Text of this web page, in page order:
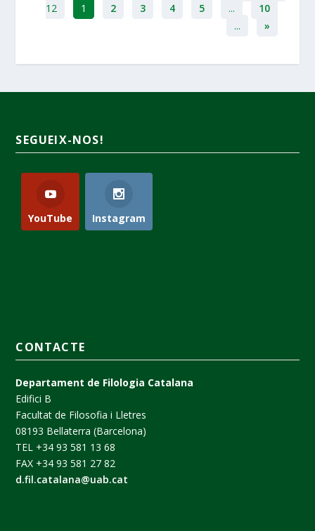
12
1 2 3 4 5 ...
10
...
»
SEGUEIX-NOS!
YouTube Instagram
CONTACTE
Departament de Filologia Catalana
Edifici B
Facultat de Filosofia i Lletres
08193 Bellaterra (Barcelona)
TEL +34 93 581 13 68
FAX +34 93 581 27 82
d.fil.catalana@uab.cat